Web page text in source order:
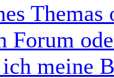
Themas
Forum
meine